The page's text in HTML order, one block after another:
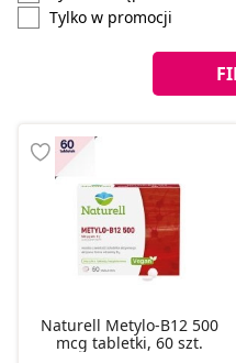
Tylko w promocji
Naturell Metylo-B12 500
mcg tabletki, 60 szt.